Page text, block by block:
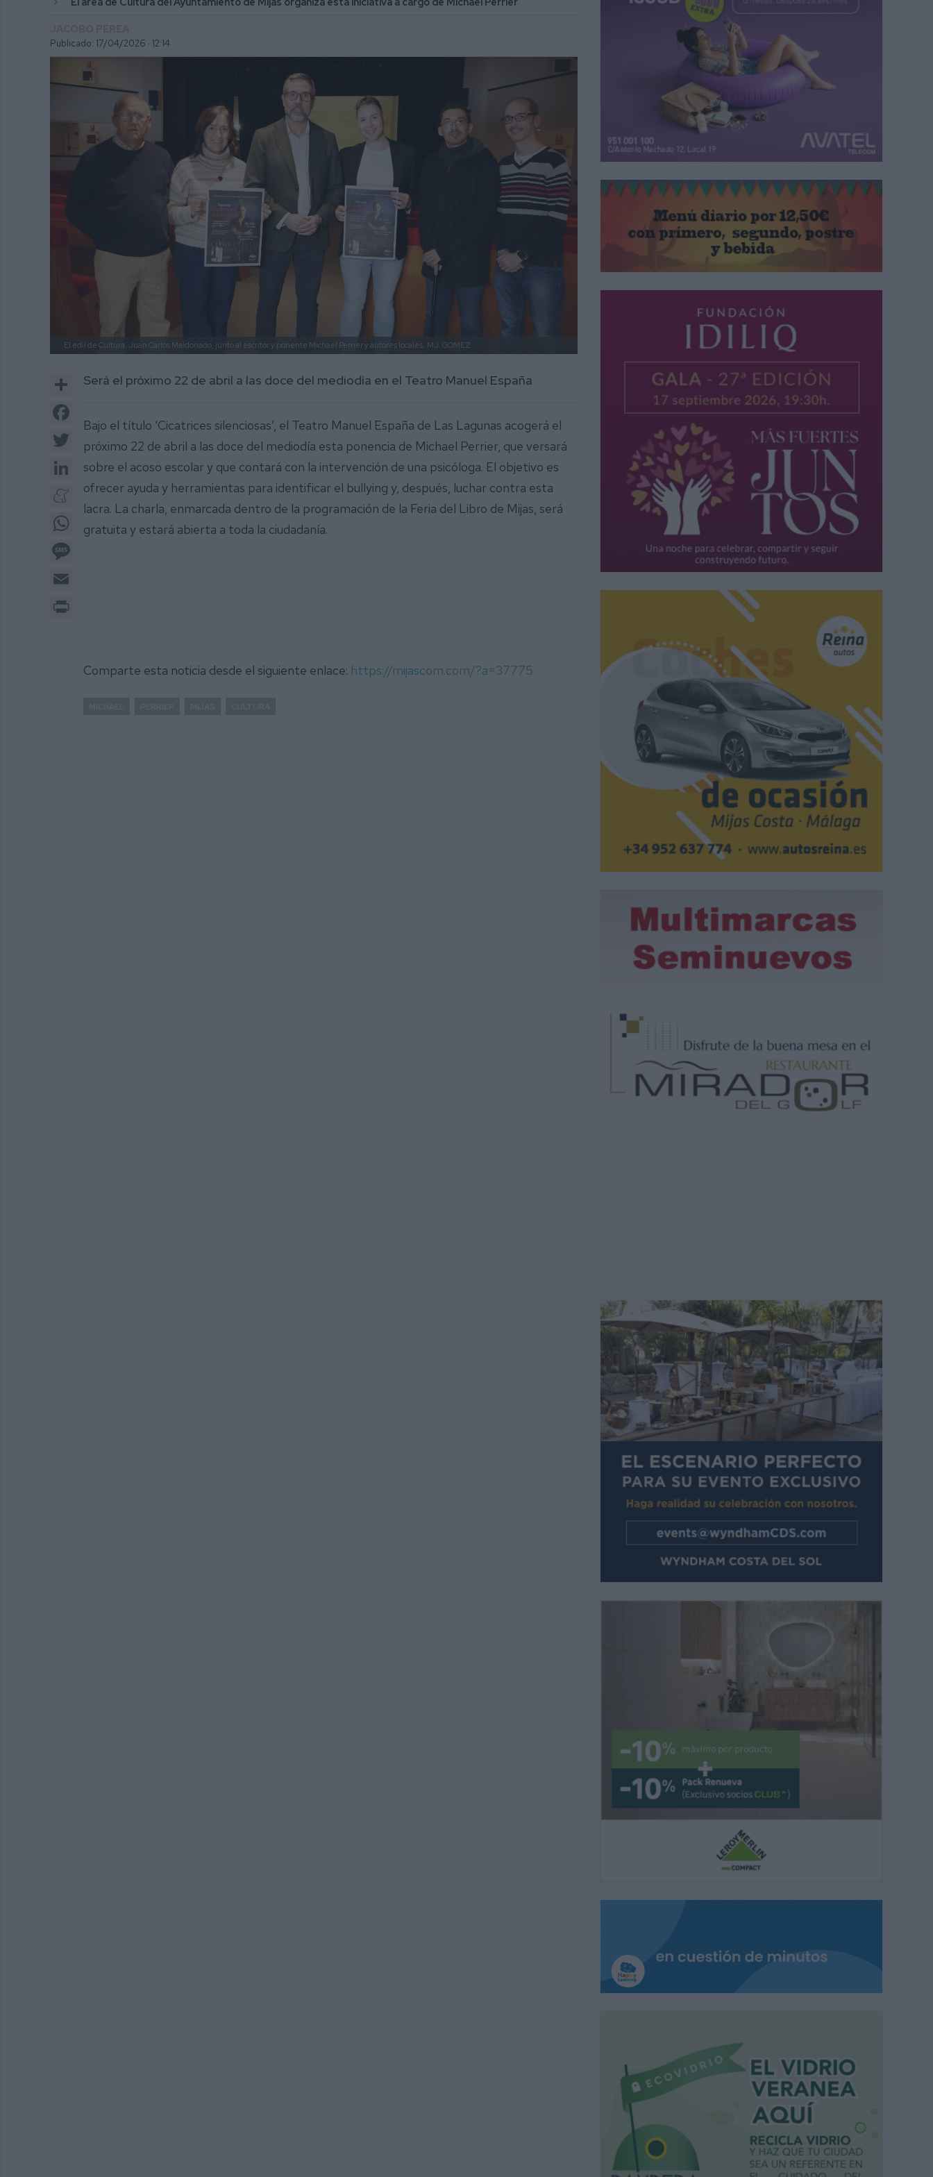
Publicado: 17/04/2026 · 12:14
El edil de Cultura, Juan Carlos Maldonado, junto al escritor y ponente Michael Perrier y autores locales. MJ. GOMEZ
Share
Twitter
LinkedIn
Meneame
WhatsApp
Será el próximo 22 de abril a las doce del mediodía en el Teatro Manuel España
Bajo el título ‘Cicatrices silenciosas’, el Teatro Manuel España de Las Lagunas acogerá el
próximo 22 de abril a las doce del mediodía esta ponencia de Michael Perrier, que versará
sobre el acoso escolar y que contará con la intervención de una psicóloga. El objetivo es
ofrecer ayuda y herramientas para identificar el bullying y, después, luchar contra esta
lacra. La charla, enmarcada dentro de la programación de la Feria del Libro de Mijas, será
gratuita y estará abierta a toda la ciudadanía.
Comparte esta noticia desde el siguiente enlace: https://mijascom.com/?a=37775